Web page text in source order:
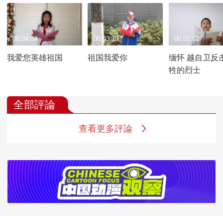
我爱您英雄祖国
00:04:04
祖国我爱你
00:03:19
缅怀 越自卫反
牲的烈士
00:01:02
全部評論
查看更多評論